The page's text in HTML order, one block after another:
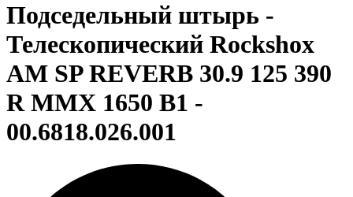
Подседельный штырь -
Телескопический Rockshox
AM SP REVERB 30.9 125 390
R MMX 1650 B1 -
00.6818.026.001